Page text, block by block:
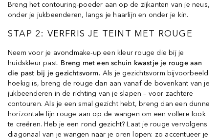
Breng het contouring-poeder aan op de zijkanten van je neus,
onder je jukbeenderen, langs je haarlijn en onder je kin.
STAP 2: VERFRIS JE TEINT MET ROUGE
Neem voor je avondmake-up een kleur rouge die bij je
huidskleur past. Breng met een schuin kwastje je rouge aan
die past bij je gezichtsvorm. Als je gezichtsvorm bijvoorbeeld
hoekig is, breng de rouge dan aan vanaf de bovenkant van je
jukbeenderen in de richting van je slapen – voor zachtere
contouren. Als je een smal gezicht hebt, breng dan een dunne
horizontale lijn rouge aan op de wangen om een vollere look
te creëren. Heb je een rond gezicht? Laat je rouge vervolgens
diagonaal van je wangen naar je oren lopen: zo accentueer je